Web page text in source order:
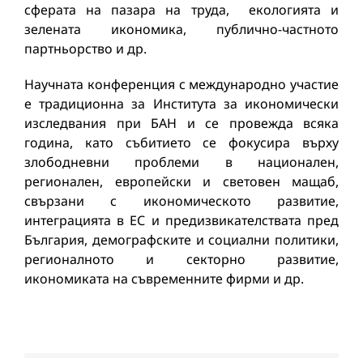
сферата на пазара на труда, екологията и
зелената икономика, публично-частното
партньорство и др.
Научната конференция с международно участие
е традиционна за Института за икономически
изследвания при БАН и се провежда всяка
година, като събитието се фокусира върху
злободневни проблеми в национален,
регионален, европейски и световен мащаб,
свързани с икономическото развитие,
интеграцията в ЕС и предизвикателствата пред
България, демографските и социални политики,
регионалното и секторно развитие,
икономиката на съвременните фирми и др.